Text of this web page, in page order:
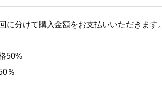
に分けて購入金額をお支払いいただきます。
50%
％